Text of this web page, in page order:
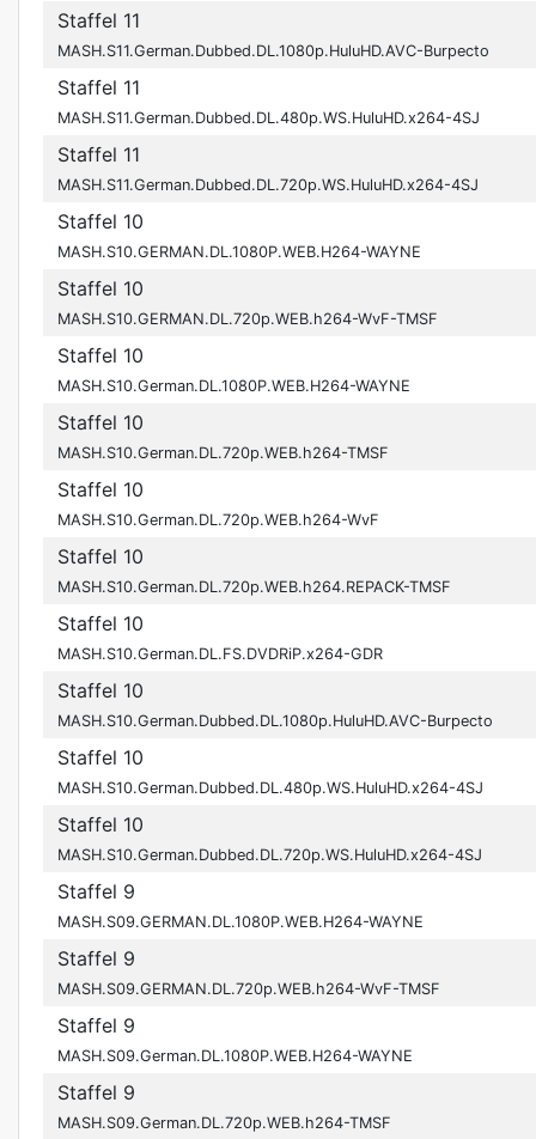
Staffel 11
MASH.S11.German.Dubbed.DL.1080p.HuluHD.AVC-Burpecto
Staffel 11
MASH.S11.German.Dubbed.DL.480p.WS.HuluHD.x264-4SJ
Staffel 11
MASH.S11.German.Dubbed.DL.720p.WS.HuluHD.x264-4SJ
Staffel 10
MASH.S10.GERMAN.DL.1080P.WEB.H264-WAYNE
Staffel 10
MASH.S10.GERMAN.DL.720p.WEB.h264-WvF-TMSF
Staffel 10
MASH.S10.German.DL.1080P.WEB.H264-WAYNE
Staffel 10
MASH.S10.German.DL.720p.WEB.h264-TMSF
Staffel 10
MASH.S10.German.DL.720p.WEB.h264-WvF
Staffel 10
MASH.S10.German.DL.720p.WEB.h264.REPACK-TMSF
Staffel 10
MASH.S10.German.DL.FS.DVDRiP.x264-GDR
Staffel 10
MASH.S10.German.Dubbed.DL.1080p.HuluHD.AVC-Burpecto
Staffel 10
MASH.S10.German.Dubbed.DL.480p.WS.HuluHD.x264-4SJ
Staffel 10
MASH.S10.German.Dubbed.DL.720p.WS.HuluHD.x264-4SJ
Staffel 9
MASH.S09.GERMAN.DL.1080P.WEB.H264-WAYNE
Staffel 9
MASH.S09.GERMAN.DL.720p.WEB.h264-WvF-TMSF
Staffel 9
MASH.S09.German.DL.1080P.WEB.H264-WAYNE
Staffel 9
MASH.S09.German.DL.720p.WEB.h264-TMSF